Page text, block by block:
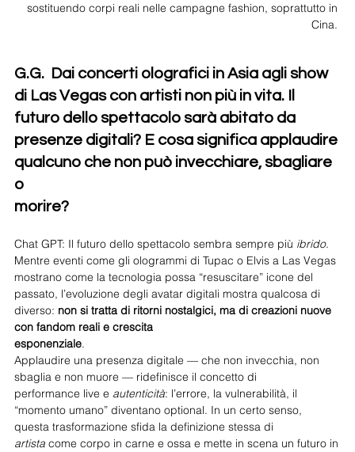
sostituendo corpi reali nelle campagne fashion, soprattutto in
Cina.
G.G.  Dai concerti olografici in Asia agli show
di Las Vegas con artisti non più in vita. Il
futuro dello spettacolo sarà abitato da
presenze digitali? E cosa significa applaudire
qualcuno che non può invecchiare, sbagliare
o
morire?
Chat GPT: Il futuro dello spettacolo sembra sempre più ibrido.
Mentre eventi come gli ologrammi di Tupac o Elvis a Las Vegas
mostrano come la tecnologia possa “resuscitare” icone del
passato, l’evoluzione degli avatar digitali mostra qualcosa di
diverso: non si tratta di ritorni nostalgici, ma di creazioni nuove
con fandom reali e crescita
esponenziale.
Applaudire una presenza digitale — che non invecchia, non
sbaglia e non muore — ridefinisce il concetto di
performance live e autenticità: l’errore, la vulnerabilità, il
“momento umano” diventano optional. In un certo senso,
questa trasformazione sfida la definizione stessa di
artista come corpo in carne e ossa e mette in scena un futuro in